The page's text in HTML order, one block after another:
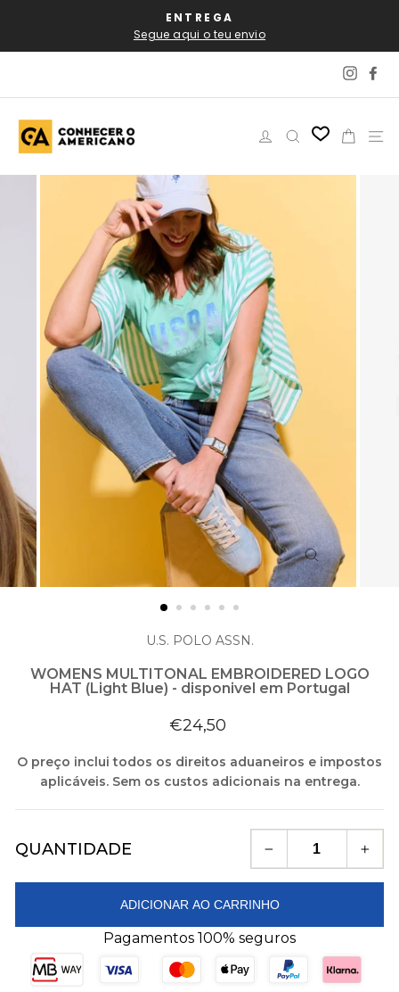
o
ENTREGA
Segue aqui o teu envio
Iniciar sessão
Pesquisar
ENCERRAR
(ESC)
U.S. POLO ASSN.
WOMENS MULTITONAL EMBROIDERED LOGO
HAT (Light Blue) - disponivel em Portugal
Preço
€24,50
O preço inclui todos os direitos aduaneiros e impostos
aplicáveis. Sem os custos adicionais na entrega.
QUANTIDADE
ADICIONAR AO CARRINHO
Pagamentos 100% seguros